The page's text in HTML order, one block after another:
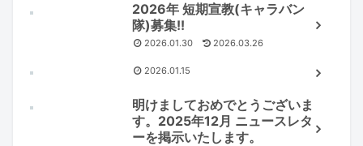
2026年 短期宣教(キャラバン
隊)募集!!
2026.01.30 2026.03.26
2026.01.15
明けましておめでとうございま
す。2025年12月 ニュースレタ
ーを掲示いたします。